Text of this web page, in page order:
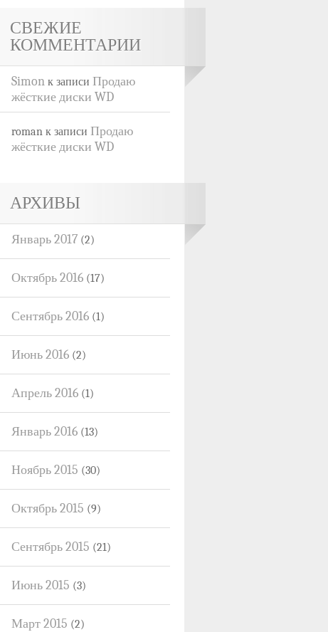
СВЕЖИЕ
КОММЕНТАРИИ
Simon к записи Продаю
жёсткие диски WD
roman к записи Продаю
жёсткие диски WD
АРХИВЫ
Январь 2017 (2)
Октябрь 2016 (17)
Сентябрь 2016 (1)
Июнь 2016 (2)
Апрель 2016 (1)
Январь 2016 (13)
Ноябрь 2015 (30)
Октябрь 2015 (9)
Сентябрь 2015 (21)
Июнь 2015 (3)
Март 2015 (2)